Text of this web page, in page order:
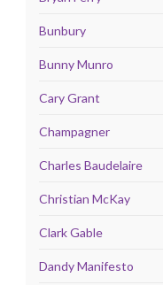
Bunbury
Bunny Munro
Cary Grant
Champagner
Charles Baudelaire
Christian McKay
Clark Gable
Dandy Manifesto